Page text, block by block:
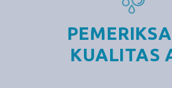
KUALITAS